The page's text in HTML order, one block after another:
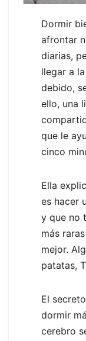
Dormir
afrontar
diarias,
llegar a
debido,
ello, una
que le
cinco
Ella
es hacer
y que no
más
mejor.
patatas,
El
dormir
cerebro